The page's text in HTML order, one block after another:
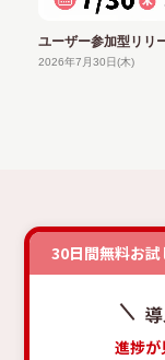
ユーザー参加型リリ
2026年7月30日(木)
30日間無料お試
進捗が